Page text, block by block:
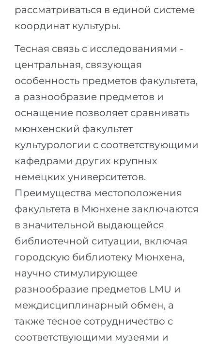
рассматриваться в единой системе
координат культуры.
Тесная связь с исследованиями -
центральная, связующая
особенность предметов факультета,
а разнообразие предметов и
оснащение позволяет сравнивать
мюнхенский факультет
культурологии с соответствующими
кафедрами других крупных
немецких университетов.
Преимущества местоположения
факультета в Мюнхене заключаются
в значительной выдающейся
библиотечной ситуации, включая
городскую библиотеку Мюнхена,
научно стимулирующее
разнообразие предметов LMU и
междисциплинарный обмен, а
также тесное сотрудничество с
соответствующими музеями и